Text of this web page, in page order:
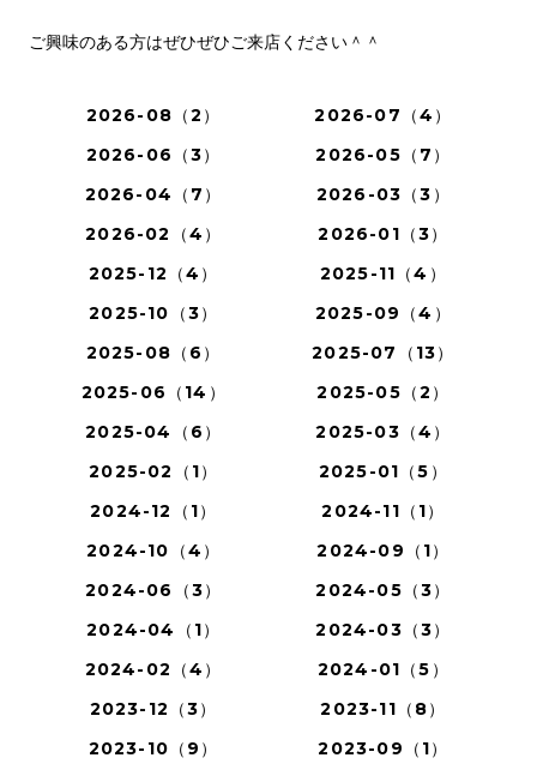
ご興味のある方はぜひぜひご来店ください＾＾
2026-08（2）
2026-07（4）
2026-06（3）
2026-05（7）
2026-04（7）
2026-03（3）
2026-02（4）
2026-01（3）
2025-12（4）
2025-11（4）
2025-10（3）
2025-09（4）
2025-08（6）
2025-07（13）
2025-06（14）
2025-05（2）
2025-04（6）
2025-03（4）
2025-02（1）
2025-01（5）
2024-12（1）
2024-11（1）
2024-10（4）
2024-09（1）
2024-06（3）
2024-05（3）
2024-04（1）
2024-03（3）
2024-02（4）
2024-01（5）
2023-12（3）
2023-11（8）
2023-10（9）
2023-09（1）